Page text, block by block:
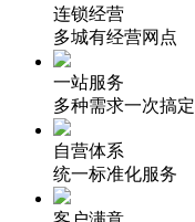
连锁经营
多城有经营网点
一站服务
多种需求一次搞定
自营体系
统一标准化服务